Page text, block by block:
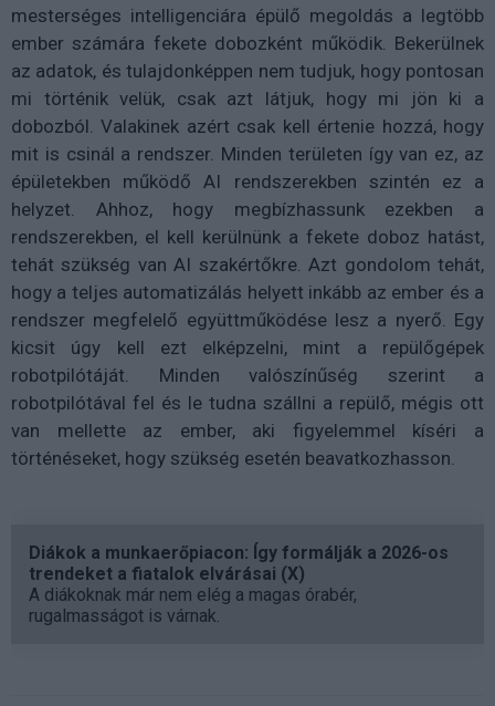
mesterséges intelligenciára épülő megoldás a legtöbb
ember számára fekete dobozként működik. Bekerülnek
az adatok, és tulajdonképpen nem tudjuk, hogy pontosan
mi történik velük, csak azt látjuk, hogy mi jön ki a
dobozból. Valakinek azért csak kell értenie hozzá, hogy
mit is csinál a rendszer. Minden területen így van ez, az
épületekben működő AI rendszerekben szintén ez a
helyzet. Ahhoz, hogy megbízhassunk ezekben a
rendszerekben, el kell kerülnünk a fekete doboz hatást,
tehát szükség van AI szakértőkre. Azt gondolom tehát,
hogy a teljes automatizálás helyett inkább az ember és a
rendszer megfelelő együttműködése lesz a nyerő. Egy
kicsit úgy kell ezt elképzelni, mint a repülőgépek
robotpilótáját. Minden valószínűség szerint a
robotpilótával fel és le tudna szállni a repülő, mégis ott
van mellette az ember, aki figyelemmel kíséri a
történéseket, hogy szükség esetén beavatkozhasson.
Diákok a munkaerőpiacon: Így formálják a 2026-os
trendeket a fiatalok elvárásai (X)
A diákoknak már nem elég a magas órabér,
rugalmasságot is várnak.